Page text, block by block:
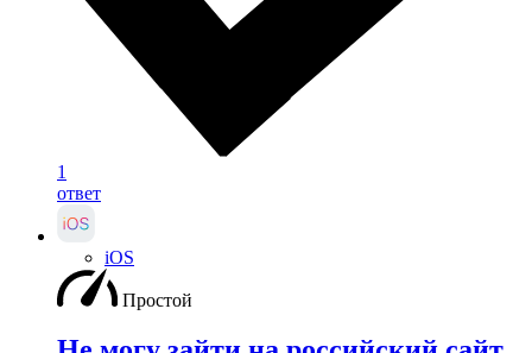
1
ответ
iOS
Простой